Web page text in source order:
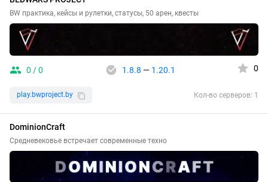
BW практика, кейсы и рулетки, статусы, 50 арен, квесты
0 / 0 1.8.8 — 1.20.1 0
play.bwproject.by Кол-во серверов: 1
DominionCraft
Средневековье встречает современные техно